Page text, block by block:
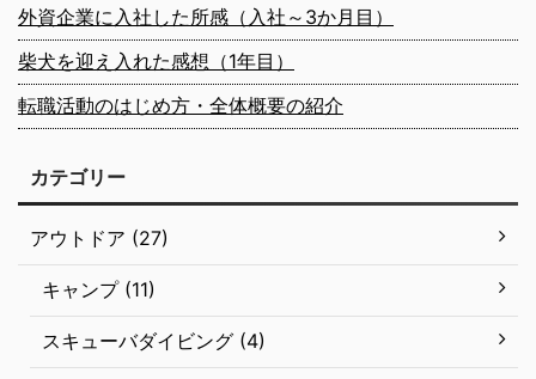
外資企業に入社した所感（入社～3か月目）
柴犬を迎え入れた感想（1年目）
転職活動のはじめ方・全体概要の紹介
カテゴリー
アウトドア (27)
キャンプ (11)
スキューバダイビング (4)